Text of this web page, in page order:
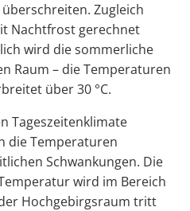
Zugleich
Nachtfrost gerechnet
wird die sommerliche
Raum – die Temperaturen
über 30 °C.
Tageszeitenklimate
die Temperaturen
Schwankungen. Die
wird im Bereich
Hochgebirgsraum tritt